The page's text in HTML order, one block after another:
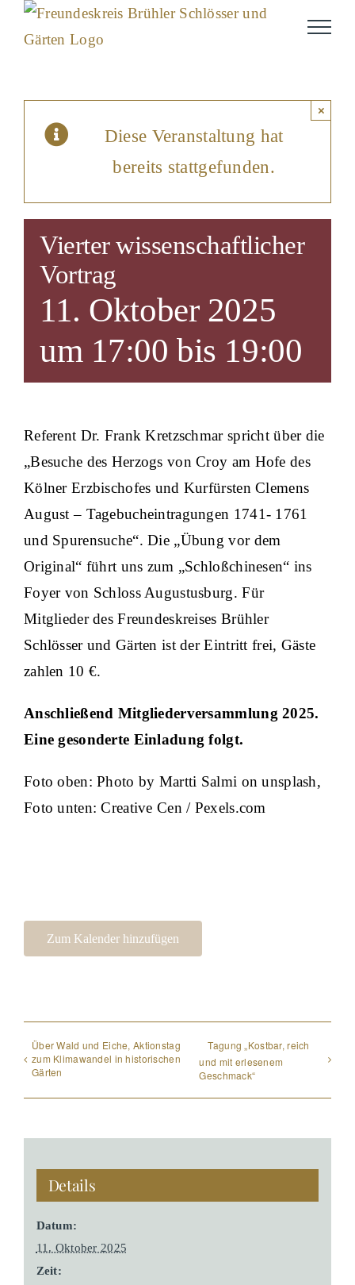
Skip
Diese Veranstaltung hat
bereits stattgefunden.
×
Vierter wissenschaftlicher
Vortrag
11. Oktober 2025
um 17:00 bis 19:00
Referent Dr. Frank Kretzschmar spricht über die
„Besuche des Herzogs von Croy am Hofe des
Kölner Erzbischofes und Kurfürsten Clemens
August – Tagebucheintragungen 1741- 1761
und Spurensuche“. Die „Übung vor dem
Original“ führt uns zum „Schloßchinesen“ ins
Foyer von Schloss Augustusburg. Für
Mitglieder des Freundeskreises Brühler
Schlösser und Gärten ist der Eintritt frei, Gäste
zahlen 10 €.
Anschließend Mitgliederversammlung 2025.
Eine gesonderte Einladung folgt.
Foto oben: Photo by Martti Salmi on unsplash,
Foto unten: Creative Cen / Pexels.com
Zum Kalender hinzufügen
Über Wald und Eiche, Aktionstag
zum Klimawandel in historischen
Gärten
Tagung „Kostbar, reich
und mit erlesenem
Geschmack“
Details
Datum:
11. Oktober 2025
Zeit: